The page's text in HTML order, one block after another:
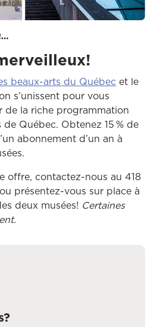
beaux-arts du Québec et le
s’unissent pour vous
la riche programmation
Québec. Obtenez 15 % de
abonnement d’un an à
offre, contactez-nous au 418
présentez-vous sur place à
deux musées! Certaines